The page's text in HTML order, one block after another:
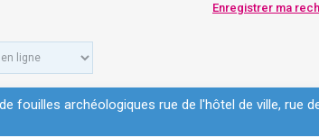
Enregistrer ma
fouilles archéologiques rue de l'hôtel de ville, rue